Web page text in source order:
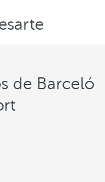
de Barceló